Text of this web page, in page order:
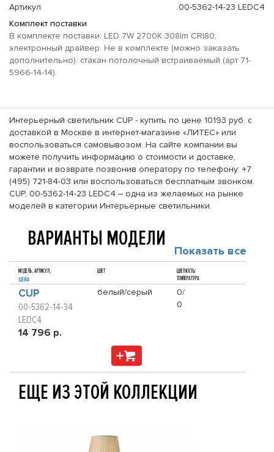
Артикул
00-5362-14-23 LEDC4
Комплект поставки
В комплекте поставки: LED 7W 2700K 308lm CRI80;
электронный драйвер. Не в комплекте (можно заказать
дополнительно): стакан потолочный встраиваемый (арт 71-
5966-14-14).
Интерьерный светильник CUP - купить по цене 10193 руб. с
доставкой в Москве в интернет-магазине «ЛИТЕС» или
воспользоваться самовывозом. На сайте компании вы
можете получить информацию о стоимости и доставке,
гарантии и возврате позвонив оператору по телефону: +7
(495) 721-84-03 или воспользоваться бесплатным звонком.
CUP, 00-5362-14-23 LEDC4 – одна из желаемых на рынке
моделей в категории Интерьерные светильники.
ВАРИАНТЫ МОДЕЛИ Показать все
МОДЕЛЬ, АРТИКУЛ,
ЦЕНА
ЦВЕТ
ЦВЕТНОСТЬ/
ТЕМПЕРАТУРА
CUP
00-5362-14-34
LEDC4
14 796 р.
белый/серый
0/
0
ЕЩЕ ИЗ ЭТОЙ КОЛЛЕКЦИИ